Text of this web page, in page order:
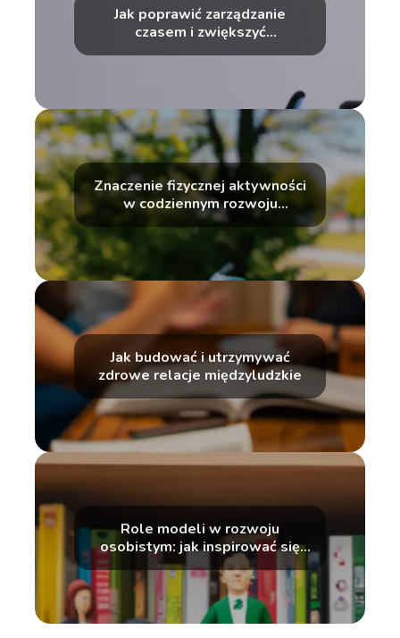
Jak poprawić zarządzanie
czasem i zwiększyć
Znaczenie fizycznej aktywności
w codziennym rozwoju
osobistym
Jak budować i utrzymywać
zdrowe relacje międzyludzkie
Role modeli w rozwoju
osobistym: jak inspirować się
innymi